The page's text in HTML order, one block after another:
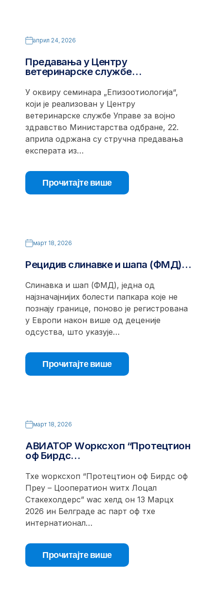
април 24, 2026
Предавања у Центру
ветеринарске службе…
У оквиру семинара „Епизоотиологија“,
који је реализован у Центру
ветеринарске службе Управе за војно
здравство Министарства одбране, 22.
априла одржана су стручна предавања
експерата из…
Прочитајте више
март 18, 2026
Рецидив слинавке и шапа (ФМД)…
Слинавка и шап (ФМД), једна од
најзначајнијих болести папкара које не
познају границе, поново је регистрована
у Европи након више од деценије
одсуства, што указује…
Прочитајте више
март 18, 2026
АВИАТОР Wорксхоп “Протецтион
оф Бирдс…
Тхе wорксхоп “Протецтион оф Бирдс оф
Преy – Цооператион wитх Лоцал
Стакехолдерс” wас хелд он 13 Марцх
2026 ин Белграде ас парт оф тхе
интернатионал…
Прочитајте више